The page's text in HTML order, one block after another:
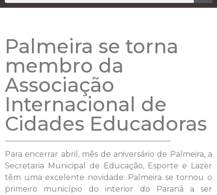
Palmeira se torna
membro da
Associação
Internacional de
Cidades Educadoras
Para encerrar abril, mês de aniversário de Palmeira, a
Secretaria Municipal de Educação, Esporte e Lazer
têm uma excelente novidade: Palmeira se tornou o
primeiro município do interior do Paraná a ser